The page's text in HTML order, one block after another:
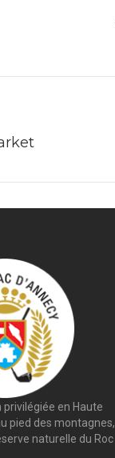
en Haute
pied des montagnes,
naturelle du Roc